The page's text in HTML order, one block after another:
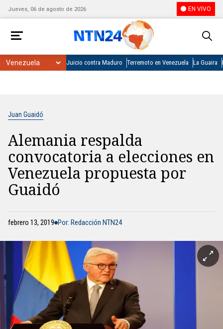
Jueves, 06 de agosto de 2026 EN VIVO
Juicio contra Maduro Terremoto en Venezuela La Guaira
Juan Guaidó
Alemania respalda
convocatoria a elecciones en
Venezuela propuesta por
Guaidó
febrero 13, 2019 Por: Redacción NTN24